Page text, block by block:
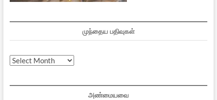
முந்தைய பதிவுகள்
முந்தைய
அண்மையவை